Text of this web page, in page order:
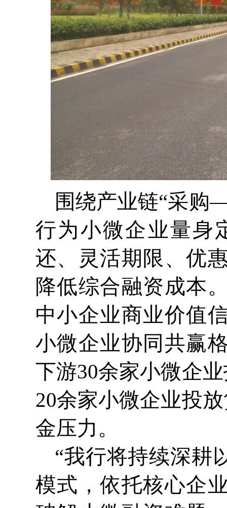
围绕产业链“采
行为小微企业量身
还、灵活期限、优
降低综合融资成本
中小企业商业价值
小微企业协同共赢
下游30余家小微企
20余家小微企业投
金压力。
“我行将持续深耕
模式，依托核心企